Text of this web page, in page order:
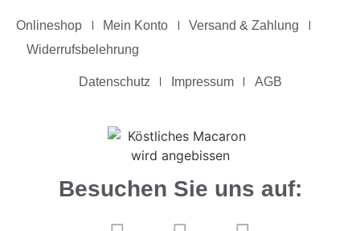
Onlineshop Mein Konto
Versand & Zahlung
Widerrufsbelehrung
Datenschutz Impressum AGB
Besuchen Sie uns auf: